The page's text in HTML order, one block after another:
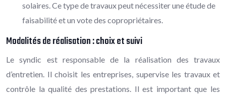
solaires. Ce type de travaux peut nécessiter une étude de
faisabilité et un vote des copropriétaires.
Modalités de réalisation : choix et suivi
Le syndic est responsable de la réalisation des travaux
d’entretien. Il choisit les entreprises, supervise les travaux et
contrôle la qualité des prestations. Il est important que les